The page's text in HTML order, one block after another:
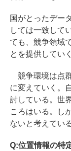
国がとったデー
しては一致して
ても、競争領域
とを提供してい
競争環境は点
に変えていく。
討している。世
ころはいる。し
ないと考えている
Q:位置情報の特